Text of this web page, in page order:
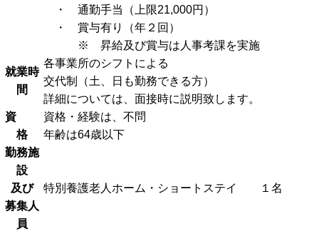
・ 通勤手当（上限21,000円）
・ 賞与有り（年２回）
※ 昇給及び賞与は人事考課を実施
就業時
間
各事業所のシフトによる
交代制（土、日も勤務できる方）
詳細については、面接時に説明致します。
資
格
資格・経験は、不問
年齢は64歳以下
勤務施
設
及び
募集人
員
特別養護老人ホーム・ショートステイ １名